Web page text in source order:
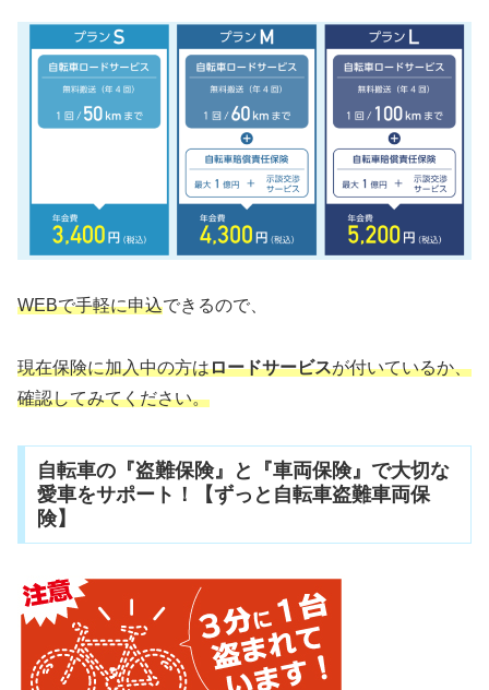
WEBで手軽に申込できるので、
現在保険に加入中の方はロードサービスが付いているか、
確認してみてください。
自転車の『盗難保険』と『車両保険』で大切な
愛車をサポート！【ずっと自転車盗難車両保
険】